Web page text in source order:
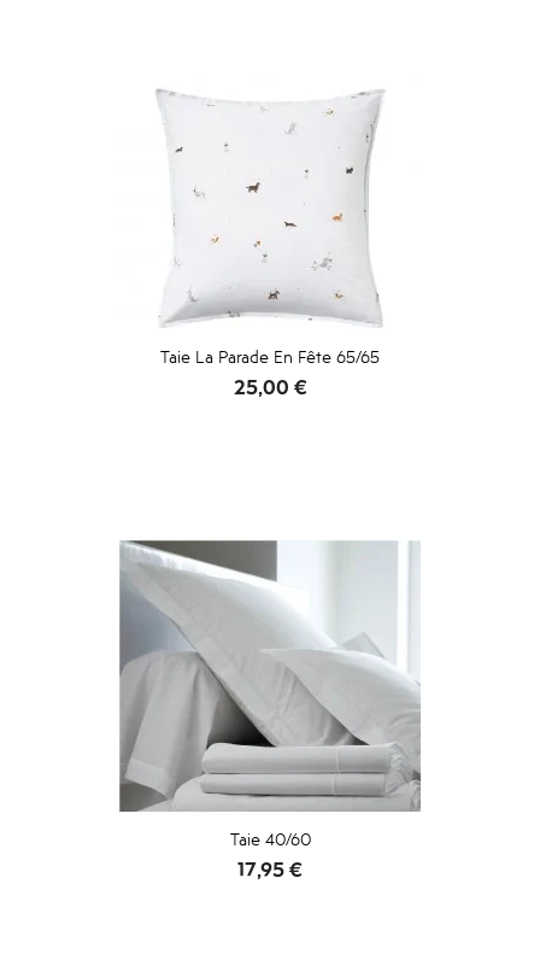
Taie La Parade En Fête 65/65
Prix
25,00 €
Taie 40/60
Prix
17,95 €